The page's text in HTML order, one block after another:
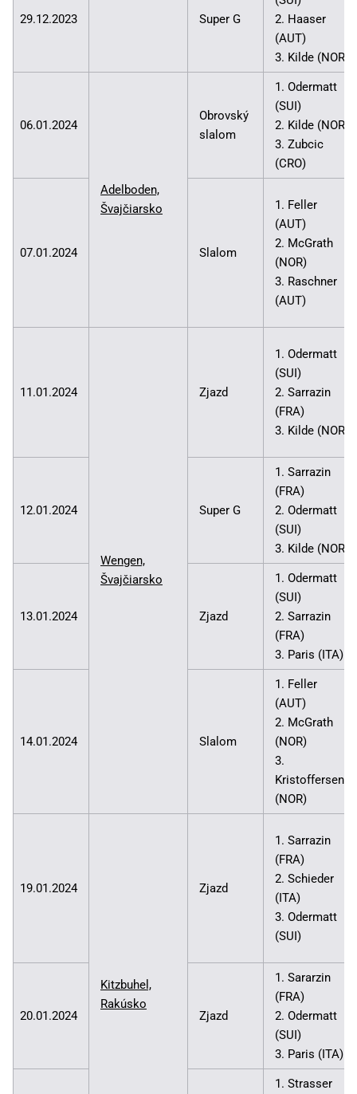
29.12.2023 Super G
2. Haaser
(AUT)
3. Kilde (NOR)
06.01.2024
Adelboden,
Švajčiarsko
Obrovský
slalom
1. Odermatt
(SUI)
2. Kilde (NOR)
3. Zubcic
(CRO)
07.01.2024 Slalom
1. Feller
(AUT)
2. McGrath
(NOR)
3. Raschner
(AUT)
11.01.2024
Wengen,
Švajčiarsko
Zjazd
1. Odermatt
(SUI)
2. Sarrazin
(FRA)
3. Kilde (NOR)
12.01.2024 Super G
1. Sarrazin
(FRA)
2. Odermatt
(SUI)
3. Kilde (NOR)
13.01.2024 Zjazd
1. Odermatt
(SUI)
2. Sarrazin
(FRA)
3. Paris (ITA)
14.01.2024 Slalom
1. Feller
(AUT)
2. McGrath
(NOR)
3.
Kristoffersen
(NOR)
19.01.2024
Kitzbuhel,
Rakúsko
Zjazd
1. Sarrazin
(FRA)
2. Schieder
(ITA)
3. Odermatt
(SUI)
20.01.2024 Zjazd
1. Sararzin
(FRA)
2. Odermatt
(SUI)
3. Paris (ITA)
1. Strasser